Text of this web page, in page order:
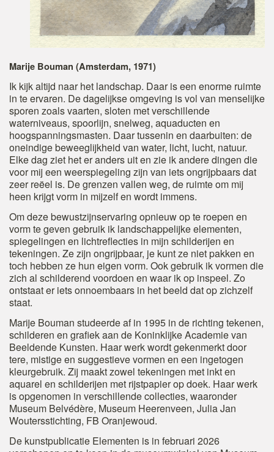
Marije Bouman (Amsterdam, 1971)
Ik kijk altijd naar het landschap. Daar is een enorme ruimte
in te ervaren. De dagelijkse omgeving is vol van menselijke
sporen zoals vaarten, sloten met verschillende
waterniveaus, spoorlijn, snelweg, aquaducten en
hoogspanningsmasten. Daar tussenin en daarbuiten: de
oneindige beweeglijkheid van water, licht, lucht, natuur.
Elke dag ziet het er anders uit en zie ik andere dingen die
voor mij een weerspiegeling zijn van iets ongrijpbaars dat
zeer reëel is. De grenzen vallen weg, de ruimte om mij
heen krijgt vorm in mijzelf en wordt immens.
Om deze bewustzijnservaring opnieuw op te roepen en
vorm te geven gebruik ik landschappelijke elementen,
spiegelingen en lichtreflecties in mijn schilderijen en
tekeningen. Ze zijn ongrijpbaar, je kunt ze niet pakken en
toch hebben ze hun eigen vorm. Ook gebruik ik vormen die
zich al schilderend voordoen en waar ik op inspeel. Zo
ontstaat er iets onnoembaars in het beeld dat op zichzelf
staat.
Marije Bouman studeerde af in 1995 in de richting tekenen,
schilderen en grafiek aan de Koninklijke Academie van
Beeldende Kunsten. Haar werk wordt gekenmerkt door
tere, mistige en suggestieve vormen en een ingetogen
kleurgebruik. Zij maakt zowel tekeningen met inkt en
aquarel en schilderijen met rijstpapier op doek. Haar werk
is opgenomen in verschillende collecties, waaronder
Museum Belvédère, Museum Heerenveen, Julia Jan
Woutersstichting, FB Oranjewoud.
De kunstpublicatie Elementen is in februari 2026